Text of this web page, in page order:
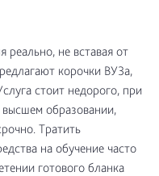
реально, не вставая от
корочки ВУЗа,
стоит недорого, при
образовании,
Тратить
на обучение часто
готового бланка